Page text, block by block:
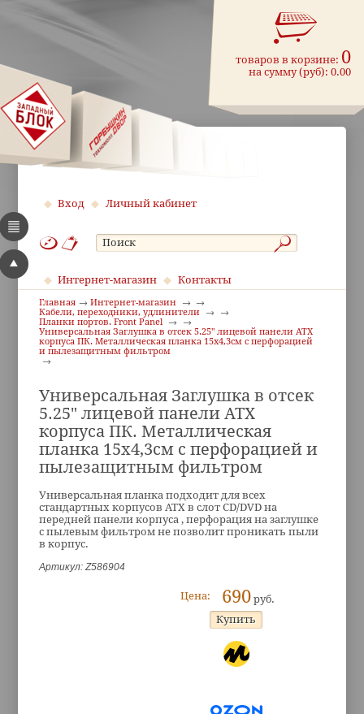
товаров в корзине: 0
на сумму (руб):0.00
Вход Личный кабинет
Интернет-магазин Контакты
Главная
Интернет-магазин
Кабели, переходники, удлинители
Планки портов. Front Panel
Универсальная Заглушка в отсек 5.25" лицевой панели ATX
корпуса ПК. Металлическая планка 15х4,3см с перфорацией
и пылезащитным фильтром
Универсальная Заглушка в отсек
5.25" лицевой панели ATX
корпуса ПК. Металлическая
планка 15х4,3см с перфорацией и
пылезащитным фильтром
Универсальная планка подходит для всех
стандартных корпусов ATX в слот CD/DVD на
передней панели корпуса , перфорация на заглушке
с пылевым фильтром не позволит проникать пыли
в корпус.
Артикул: Z586904
Цена: 690руб.